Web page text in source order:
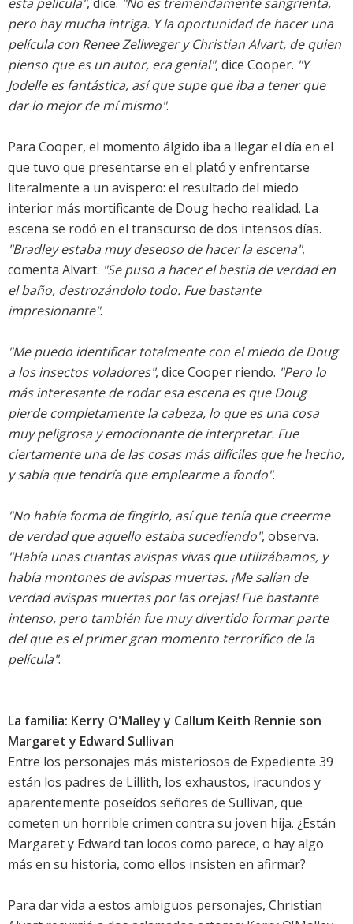
pero hay mucha intriga. Y la oportunidad de hacer una
película con Renee Zellweger y Christian Alvart, de quien
pienso que es un autor, era genial", dice Cooper. "Y
Jodelle es fantástica, así que supe que iba a tener que
dar lo mejor de mí mismo".
Para Cooper, el momento álgido iba a llegar el día en el
que tuvo que presentarse en el plató y enfrentarse
literalmente a un avispero: el resultado del miedo
interior más mortificante de Doug hecho realidad. La
escena se rodó en el transcurso de dos intensos días.
"Bradley estaba muy deseoso de hacer la escena",
comenta Alvart. "Se puso a hacer el bestia de verdad en
el baño, destrozándolo todo. Fue bastante
impresionante".
"Me puedo identificar totalmente con el miedo de Doug
a los insectos voladores", dice Cooper riendo. "Pero lo
más interesante de rodar esa escena es que Doug
pierde completamente la cabeza, lo que es una cosa
muy peligrosa y emocionante de interpretar. Fue
ciertamente una de las cosas más difíciles que he hecho,
y sabía que tendría que emplearme a fondo".
"No había forma de fingirlo, así que tenía que creerme
de verdad que aquello estaba sucediendo", observa.
"Había unas cuantas avispas vivas que utilizábamos, y
había montones de avispas muertas. ¡Me salían de
verdad avispas muertas por las orejas! Fue bastante
intenso, pero también fue muy divertido formar parte
del que es el primer gran momento terrorífico de la
película".
La familia: Kerry O'Malley y Callum Keith Rennie son
Margaret y Edward Sullivan
Entre los personajes más misteriosos de Expediente 39
están los padres de Lillith, los exhaustos, iracundos y
aparentemente poseídos señores de Sullivan, que
cometen un horrible crimen contra su joven hija. ¿Están
Margaret y Edward tan locos como parece, o hay algo
más en su historia, como ellos insisten en afirmar?
Para dar vida a estos ambiguos personajes, Christian